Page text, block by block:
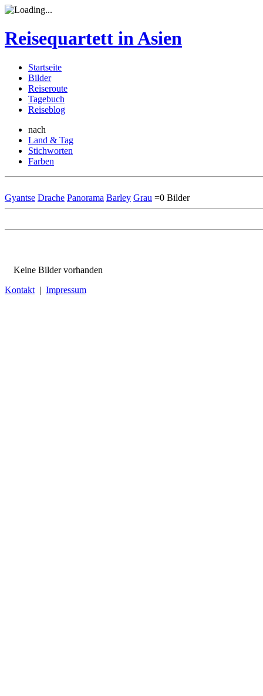
Reisequartett in Asien
Startseite
Bilder
Reiseroute
Tagebuch
Reiseblog
nach
Land & Tag
Stichworten
Farben
Gyantse Drache Panorama Barley Grau =0 Bilder
Keine Bilder vorhanden
Kontakt | Impressum